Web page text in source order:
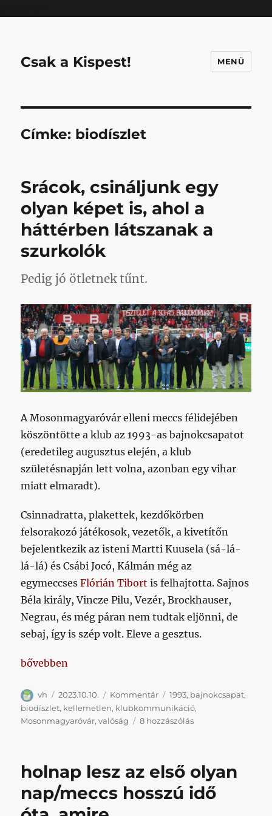
Csak a Kispest! MENÜ
Címke: biodíszlet
Srácok, csináljunk egy
olyan képet is, ahol a
háttérben látszanak a
szurkolók
Pedig jó ötletnek tűnt.
A Mosonmagyaróvár elleni meccs félidejében
köszöntötte a klub az 1993-as bajnokcsapatot
(eredetileg augusztus elején, a klub
születésnapján lett volna, azonban egy vihar
miatt elmaradt).
Csinnadratta, plakettek, kezdőkörben
felsorakozó játékosok, vezetők, a kivetítőn
bejelentkezik az isteni Martti Kuusela (sá-lá-
lá-lá) és Csábi Jocó, Kálmán még az
egymeccsesFlórián Tibort is felhajtotta. Sajnos
Béla király, Vincze Pilu, Vezér, Brockhauser,
Negrau, és még páran nem tudtak eljönni, de
sebaj, így is szép volt. Eleve a gesztus.
„Srácok, csináljunk egy olyan képet is, ahol a
bővebben
Szerző
vh Közzétéve
2023.10.10. Kategória
Kommentár Címke
1993, bajnokcsapat,
biodíszlet, kellemetlen, klubkommunikáció,
Mosonmagyaróvár,valóság 8 hozzászólásSrácok,
képet
ahol
holnap lesz az első olyan
nap/meccs hosszú idő